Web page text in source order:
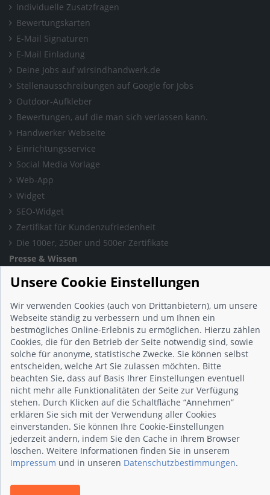
Individuelle Zusatzfragen
Bewertungskarten
E-Mail Signaturen
E-Mail Einladung
Deine Jobs auf wirsindhandwerk.de
Stellenausschreibungen auf Google for Jobs
Outdoor-Aufkleber
Bewertungen, auf die man sich verlassen kann.
Handwerker Webseite
Einrichtungsservice
Social Media Vorlage
Web-App
Widget
SEO-Widget
Zertifikat für Kundenzufriedenheit
Die 100er, 250er und 500er Zertifikate
Presse & Wissen
Presse und Informationen
Blog
Häufig gestellte Fragen (FAQ)
Studie: Digitalisierungsbarometer
Initiative gegen Fake-Bewertungen
Kunden Informationen
Beratungsgespräch vereinbaren
Impressum
Datenschutz
AGB
Nutzungsbedingungen
Kontakt
Unsere Cookie Einstellungen
Wir verwenden Cookies (auch von Drittanbietern), um unsere
Webseite ständig zu verbessern und um Ihnen ein
bestmögliches Online-Erlebnis zu ermöglichen. Hierzu zählen
Cookies, die für den Betrieb der Seite notwendig sind, sowie
solche für anonyme, statistische Zwecke. Sie können selbst
entscheiden, welche Art Sie zulassen möchten. Bitte
beachten Sie, dass auf Basis Ihrer Einstellungen eventuell
nicht mehr alle Funktionalitäten der Seite zur Verfügung
stehen. Durch Klicken auf die Schaltfläche “Annehmen”
erklären Sie sich mit der Verwendung aller Cookies
einverstanden. Sie können Ihre Cookie-Einstellungen
jederzeit ändern, indem Sie den Cache in Ihrem Browser
löschen. Weitere Informationen finden Sie in unserem
Impressum und in unseren Datenschutzbestimmungen.